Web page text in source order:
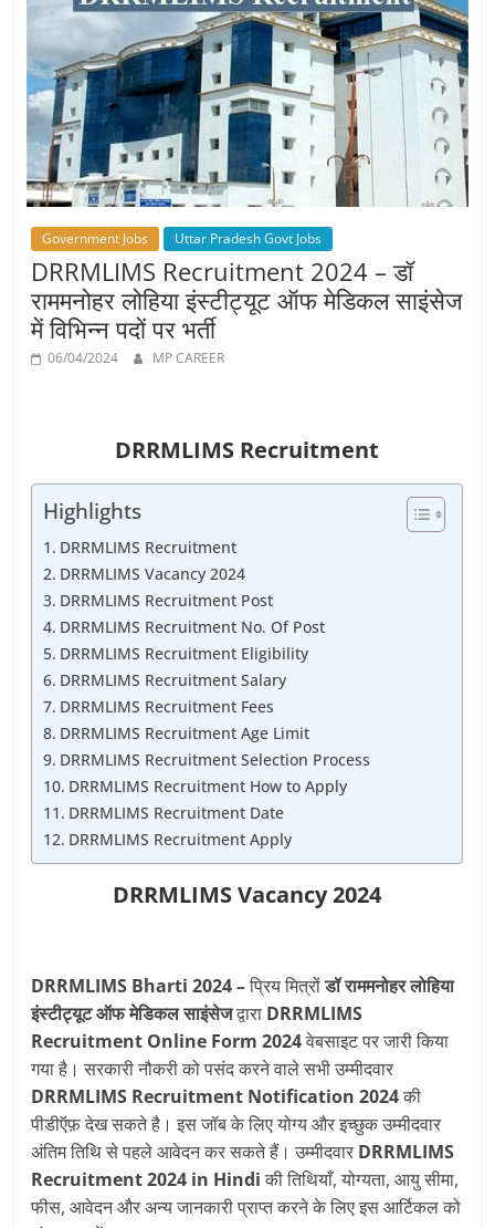
Job
Government Jobs Uttar Pradesh Govt Jobs
DRRMLIMS Recruitment 2024 – डॉ
राममनोहर लोहिया इंस्टीट्यूट ऑफ मेडिकल साइंसेज
में विभिन्न पदों पर भर्ती
06/04/2024 MP CAREER
DRRMLIMS Recruitment
Highlights
DRRMLIMS Recruitment
DRRMLIMS Vacancy 2024
DRRMLIMS Recruitment Post
DRRMLIMS Recruitment No. Of Post
DRRMLIMS Recruitment Eligibility
DRRMLIMS Recruitment Salary
DRRMLIMS Recruitment Fees
DRRMLIMS Recruitment Age Limit
DRRMLIMS Recruitment Selection Process
DRRMLIMS Recruitment How to Apply
DRRMLIMS Recruitment Date
DRRMLIMS Recruitment Apply
DRRMLIMS Vacancy 2024
DRRMLIMS Bharti 2024 –प्रिय मित्रोंडॉ राममनोहर लोहिया
इंस्टीट्यूट ऑफ मेडिकल साइंसेजद्वारा DRRMLIMS
Recruitment Online Form 2024वेबसाइट पर जारी किया
गया है। सरकारी नौकरी को पसंद करने वाले सभी उम्मीदवार
DRRMLIMS Recruitment Notification 2024की
पीडीऍफ़ देख सकते है। इस जॉब के लिए योग्य और इच्छुक उम्मीदवार
अंतिम तिथि से पहले आवेदन कर सकते हैं। उम्मीदवार DRRMLIMS
Recruitment 2024 in Hindiकी तिथियाँ, योग्यता, आयु सीमा,
फीस, आवेदन और अन्य जानकारी प्राप्त करने के लिए इस आर्टिकल को